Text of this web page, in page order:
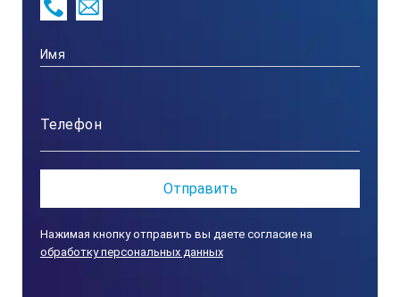
Нажимая кнопку отправить вы даете согласие на
обработку персональных данных